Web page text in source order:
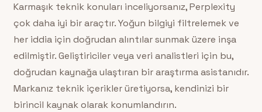
Karmaşık teknik konuları inceliyorsanız, Perplexity
çok daha iyi bir araçtır. Yoğun bilgiyi filtrelemek ve
her iddia için doğrudan alıntılar sunmak üzere inşa
edilmiştir. Geliştiriciler veya veri analistleri için bu,
doğrudan kaynağa ulaştıran bir araştırma asistanıdır.
Markanız teknik içerikler üretiyorsa, kendinizi bir
birincil kaynak olarak konumlandırın.